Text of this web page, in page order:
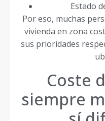
Estado
Por eso, muchas
vivienda en zona
sus prioridades
Coste
siempre